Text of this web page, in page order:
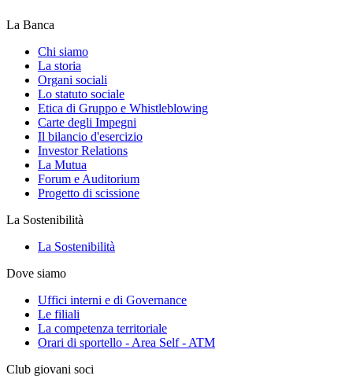
La Banca
Chi siamo
La storia
Organi sociali
Lo statuto sociale
Etica di Gruppo e Whistleblowing
Carte degli Impegni
Il bilancio d'esercizio
Investor Relations
La Mutua
Forum e Auditorium
Progetto di scissione
La Sostenibilità
La Sostenibilità
Dove siamo
Uffici interni e di Governance
Le filiali
La competenza territoriale
Orari di sportello - Area Self - ATM
Club giovani soci